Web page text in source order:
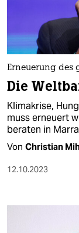
Erneuerung des
Die
Klimakrise,
muss erneuert
beraten in
Von Christian
12.10.2023